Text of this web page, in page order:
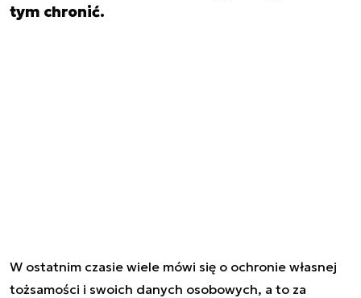
tym chronić.
W ostatnim czasie wiele mówi się o ochronie własnej
tożsamości i swoich danych osobowych, a to za